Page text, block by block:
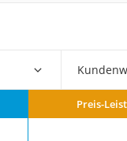
Preis-